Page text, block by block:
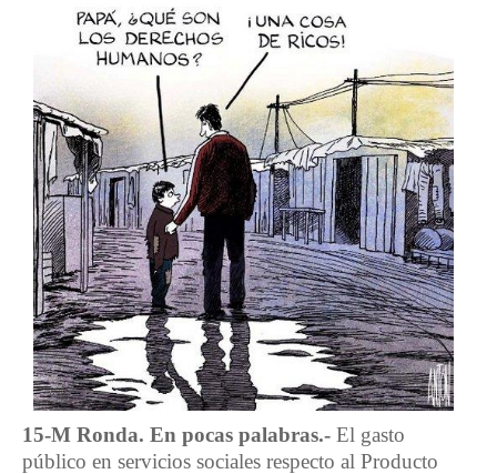
15-M Ronda. En pocas palabras.- El gasto
público en servicios sociales respecto al Producto